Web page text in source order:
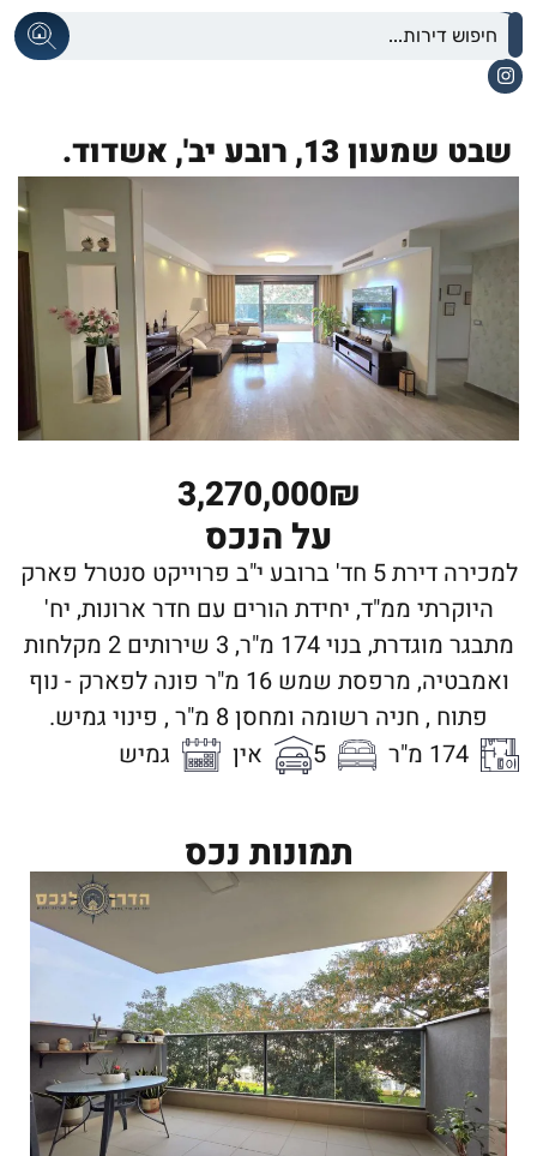
שבט שמעון 13, רובע יב', אשדוד.
3,270,000₪
על הנכס
למכירה דירת 5 חד' ברובע י"ב פרוייקט סנטרל פארק
היוקרתי ממ"ד, יחידת הורים עם חדר ארונות, יח'
מתבגר מוגדרת, בנוי 174 מ"ר, 3 שירותים 2 מקלחות
ואמבטיה, מרפסת שמש 16 מ"ר פונה לפארק - נוף
פתוח , חניה רשומה ומחסן 8 מ"ר , פינוי גמיש.
174 מ"ר
5 אין גמיש
תמונות נכס